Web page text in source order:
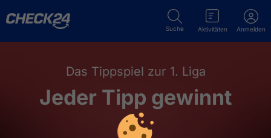
Anmelden
Aktivitäten
Suche
Das Tippspiel zur 1. Liga
Jeder Tipp gewinnt